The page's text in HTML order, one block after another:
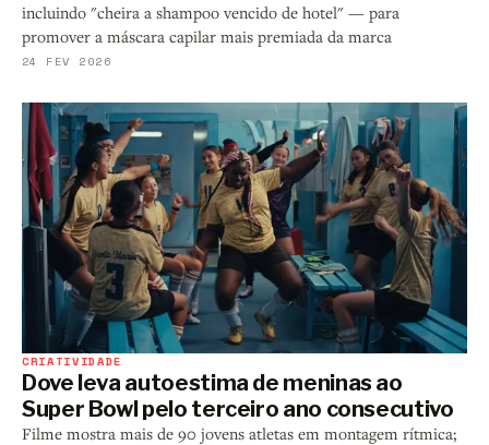
incluindo "cheira a shampoo vencido de hotel" — para
promover a máscara capilar mais premiada da marca
24 FEV 2026
CRIATIVIDADE
Dove leva autoestima de meninas ao
Super Bowl pelo terceiro ano consecutivo
Filme mostra mais de 90 jovens atletas em montagem rítmica;